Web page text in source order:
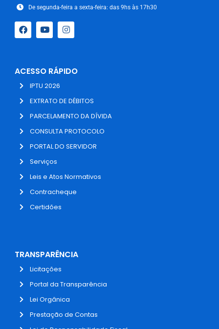
De segunda-feira a sexta-feira: das 9hs às 17h30
ACESSO RÁPIDO
IPTU 2026
EXTRATO DE DÉBITOS
PARCELAMENTO DA DÍVIDA
CONSULTA PROTOCOLO
PORTAL DO SERVIDOR
Serviços
Leis e Atos Normativos
Contracheque
Certidões
TRANSPARÊNCIA
Licitações
Portal da Transparência
Lei Orgânica
Prestação de Contas